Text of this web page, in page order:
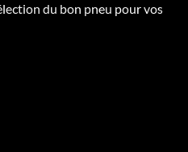
du bon pneu pour vos